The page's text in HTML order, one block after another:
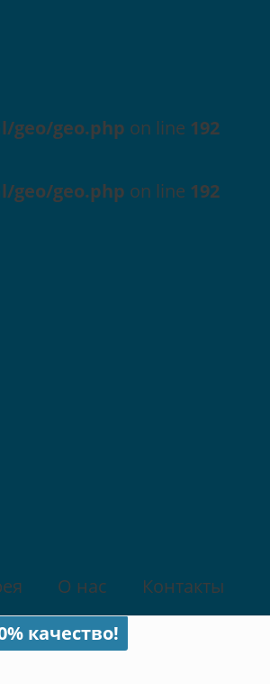
geo.php on line 192
geo.php on line 192
О нас
Контакты
качество!